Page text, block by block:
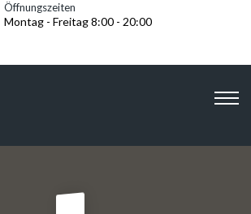
Öffnungszeiten
Montag - Freitag 8:00 - 20:00